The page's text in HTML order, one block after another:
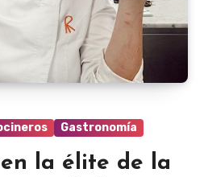
Gastronomía
la élite de la